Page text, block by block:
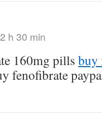
h 30 min
160mg pills buy
fenofibrate